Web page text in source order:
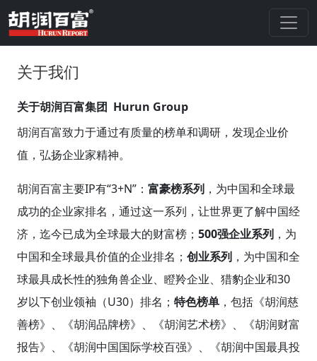
关于我们
关于胡润百富集团 Hurun Group
胡润百富致力于通过有质量的榜单和调研，发现企业价
值，弘扬企业家精神。
胡润百富主要IP有“3+N”： 富豪榜系列 ，为中国和全球最
成功的企业家排名，通过这一系列，让世界更了解中国经
济，迄今已成为全球最大的财富榜； 500强企业系列 ，为
中国和全球最具价值的企业排名； 创业系列 ，为中国和全
球最具成长性的独角兽企业、瞪羚企业、猎豹企业和30
岁以下创业领袖（U30）排名； 特色榜单 ，包括《胡润慈
善榜》、《胡润品牌榜》、《胡润艺术榜》、《胡润财富
报告》、《胡润中国国际学校百强》、《胡润中国最具投